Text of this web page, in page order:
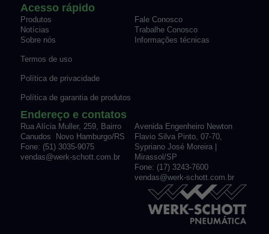
Acesso rápido
Produtos
Fale Conosco
Notícias
Trabalhe Conosco
Sobre nós
Informações técnicas
Termos de uso
Política de privacidade
Política de garantia de produtos
Endereço e contatos
Rua Alícia Muller, 259, Bairro
Canudos Novo Hamburgo/RS
Fone: (51) 3035-9075
vendas@werk-schott.com.br
Avenida Engenheiro Newton
Flavio Silva Pinto, 07-70,
Sypriano José Moreira |
Mirassol/SP
Fone: (17) 3243-7600
vendas@werk-schott.com.br